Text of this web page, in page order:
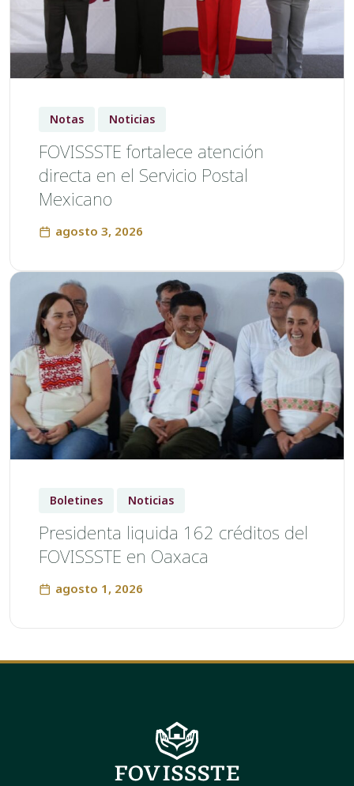
Notas Noticias
FOVISSSTE fortalece atención
directa en el Servicio Postal
Mexicano
agosto 3, 2026
Boletines Noticias
Presidenta liquida 162 créditos del
FOVISSSTE en Oaxaca
agosto 1, 2026